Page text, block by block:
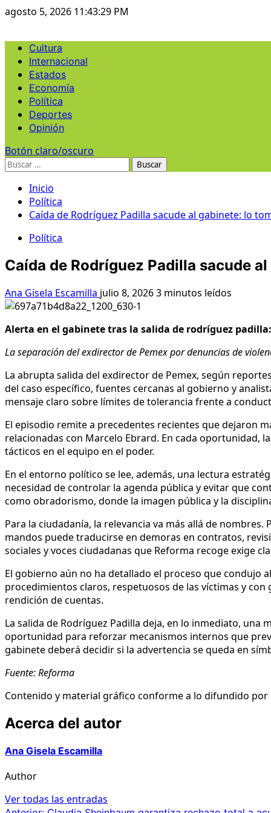
Ir
agosto 5, 2026 11:43:30 PM
Menú
principal
Cultura
Internacional
Estados
Economía
Política
Deportes
Opinión
Botón claro/oscuro
Buscar:
Inicio
Política
Caída de Rodríguez Padilla sacude al gabinete: lo
Política
Caída de Rodríguez Padilla sacude
Ana Gisela Escamilla julio 8, 20263 minutos leídos
Alerta en el gabinete tras la salida de rodríguez
La separación del exdirector de Pemex por denuncias de
La abrupta salida del exdirector de Pemex, según
del caso específico, fuentes cercanas al gobierno y
mensaje claro sobre límites de tolerancia frente a
El episodio remite a precedentes recientes que dejaron
relacionadas con Marcelo Ebrard. En cada oportunidad,
tácticos en el equipo en el poder.
En el entorno político se lee, además, una lectura
necesidad de controlar la agenda pública y evitar que
como obradorismo, donde la imagen pública y la
Para la ciudadanía, la relevancia va más allá de
mandos puede traducirse en demoras en contratos,
sociales y voces ciudadanas que Reforma recoge exige
El gobierno aún no ha detallado el proceso que condujo
procedimientos claros, respetuosos de las víctimas y
rendición de cuentas.
La salida de Rodríguez Padilla deja, en lo inmediato,
oportunidad para reforzar mecanismos internos que
gabinete deberá decidir si la advertencia se queda en
Fuente: Reforma
Contenido y material gráfico conforme a lo difundido por
Acerca del autor
Ana Gisela Escamilla
Author
Ver todas las entradas